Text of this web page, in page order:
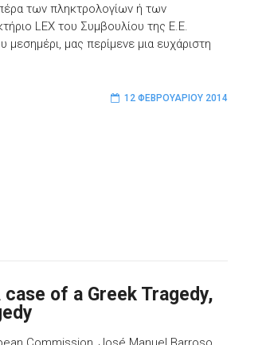
των πληκτρολογίων ή των
LEX του Συμβουλίου της Ε.Ε.
μεσημέρι, μας περίμενε μια ευχάριστη
12 ΦΕΒΡΟΥΑΡΊΟΥ 2014
of a Greek Tragedy,